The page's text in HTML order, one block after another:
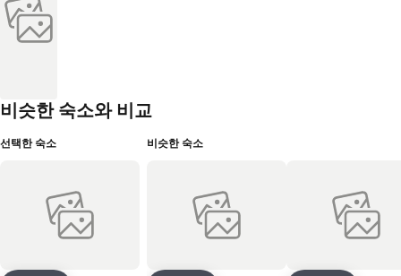
비슷한 숙소와 비교
선택한 숙소 비슷한 숙소